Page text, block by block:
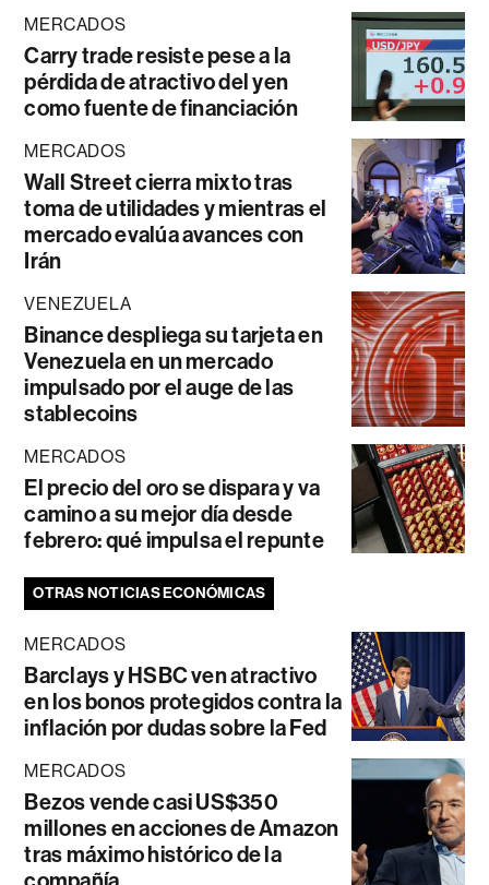
MERCADOS
Carry trade resiste pese a la
pérdida de atractivo del yen
como fuente de financiación
MERCADOS
Wall Street cierra mixto tras
toma de utilidades y mientras el
mercado evalúa avances con
Irán
VENEZUELA
Binance despliega su tarjeta en
Venezuela en un mercado
impulsado por el auge de las
stablecoins
MERCADOS
El precio del oro se dispara y va
camino a su mejor día desde
febrero: qué impulsa el repunte
OTRAS NOTICIAS ECONÓMICAS
MERCADOS
Barclays y HSBC ven atractivo
en los bonos protegidos contra la
inflación por dudas sobre la Fed
MERCADOS
Bezos vende casi US$350
millones en acciones de Amazon
tras máximo histórico de la